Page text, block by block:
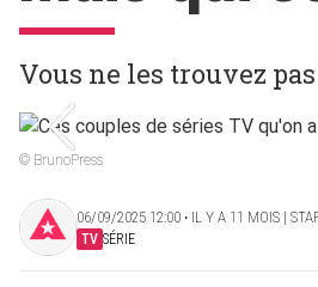
Vous ne les trouvez
© BrunoPress
06/09/2025 12:00 ‧ IL Y A 11 MOIS |
TV SÉRIE